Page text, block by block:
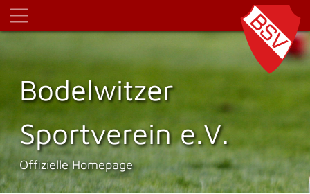
Bodelwitzer
Sportverein e.V.
Offizielle Homepage